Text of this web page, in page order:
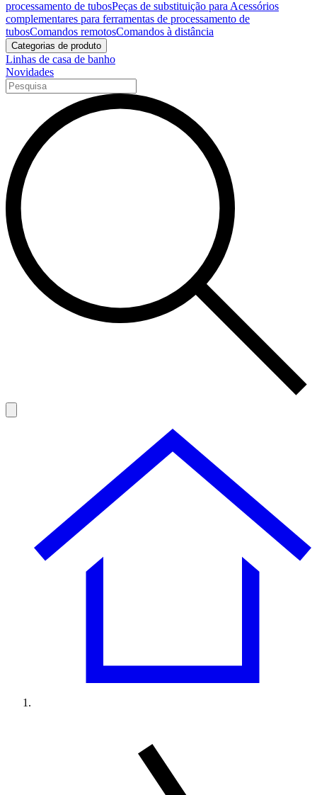
processamento de tubosPeças de substituição para Acessórios
complementares para ferramentas de processamento de
tubosComandos remotosComandos à distância
Categorias de produto
Linhas de casa de banho
Novidades